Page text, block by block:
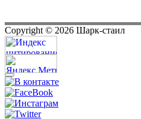
Copyright © 2026 Шарк-стаил